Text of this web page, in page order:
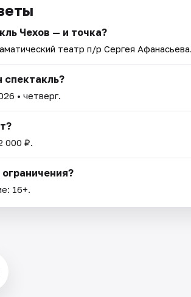
Чехов — и точка?
театр п/р Сергея Афанасьева
спектакль?
• четверг.
000 ₽.
16+.